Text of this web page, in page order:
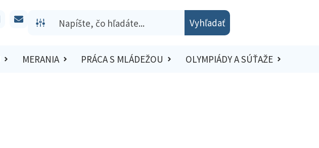
Vyhľadať
MERANIA PRÁCA S MLÁDEŽOU OLYMPIÁDY A SÚŤAŽE